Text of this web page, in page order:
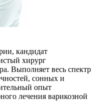
кандидат
хирург
Выполняет весь спектр
сонных и
опыт
лечения варикозной